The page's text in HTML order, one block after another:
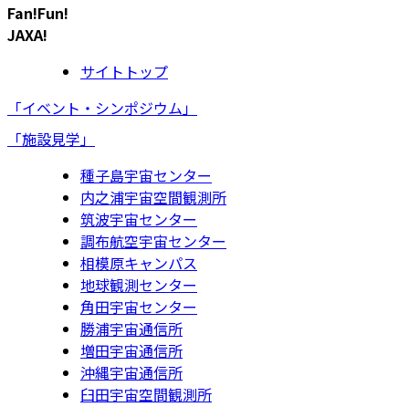
Fan!Fun!
JAXA!
サイトトップ
「イベント・シンポジウム」
「施設見学」
種子島宇宙センター
内之浦宇宙空間観測所
筑波宇宙センター
調布航空宇宙センター
相模原キャンパス
地球観測センター
角田宇宙センター
勝浦宇宙通信所
増田宇宙通信所
沖縄宇宙通信所
臼田宇宙空間観測所